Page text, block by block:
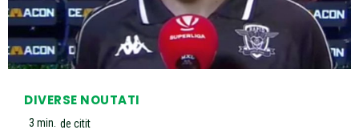
DIVERSE NOUTATI
3 min. de citit